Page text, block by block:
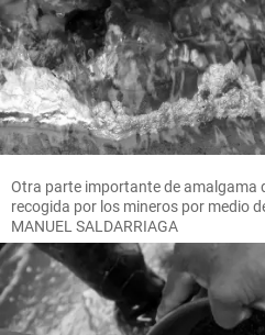
Otra parte importante de amalgama
recogida por los mineros por medio
MANUEL SALDARRIAGA